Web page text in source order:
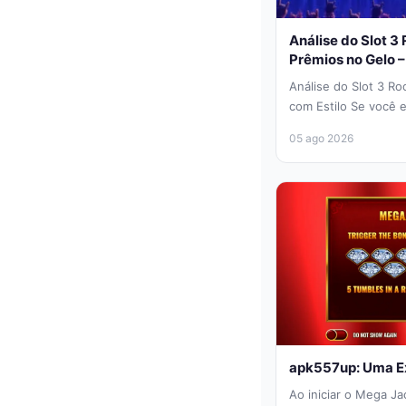
Análise do Slot 3
Prêmios no Gelo
Análise do Slot 3
com Estilo Se você
05 ago 2026
apk557up: Uma
Ao iniciar o Mega